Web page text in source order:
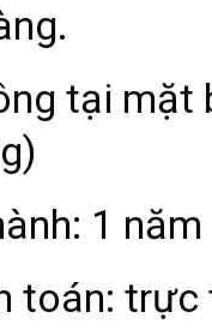
tại mặt
1 năm
toán: trực